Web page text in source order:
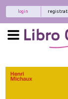
registrati
login